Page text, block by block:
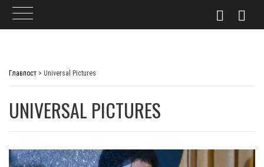
Главпост > Universal Pictures
UNIVERSAL PICTURES